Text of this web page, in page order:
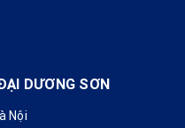
DƯƠNG SƠN
Nội